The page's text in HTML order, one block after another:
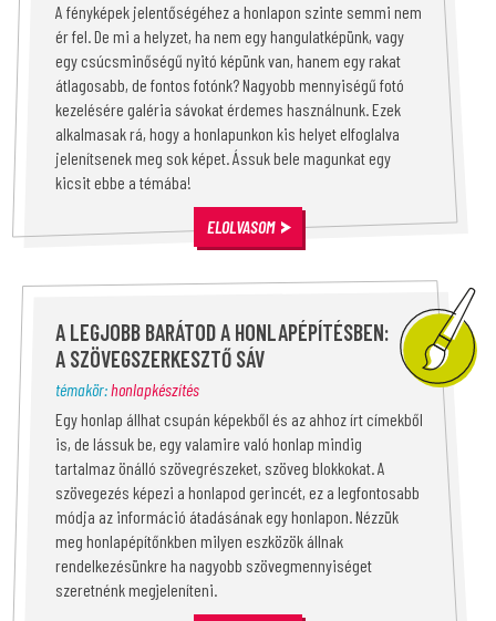
A fényképek jelentőségéhez a honlapon szinte semmi nem
ér fel. De mi a helyzet, ha nem egy hangulatképünk, vagy
egy csúcsminőségű nyitó képünk van, hanem egy rakat
átlagosabb, de fontos fotónk? Nagyobb mennyiségű fotó
kezelésére galéria sávokat érdemes használnunk. Ezek
alkalmasak rá, hogy a honlapunkon kis helyet elfoglalva
jelenítsenek meg sok képet. Ássuk bele magunkat egy
kicsit ebbe a témába!
ELOLVASOM
A LEGJOBB BARÁTOD A HONLAPÉPÍTÉSBEN:
A SZÖVEGSZERKESZTŐ SÁV
témakör:honlapkészítés
Egy honlap állhat csupán képekből és az ahhoz írt címekből
is, de lássuk be, egy valamire való honlap mindig
tartalmaz önálló szövegrészeket, szöveg blokkokat. A
szövegezés képezi a honlapod gerincét, ez a legfontosabb
módja az információ átadásának egy honlapon. Nézzük
meg honlapépítőnkben milyen eszközök állnak
rendelkezésünkre ha nagyobb szövegmennyiséget
szeretnénk megjeleníteni.